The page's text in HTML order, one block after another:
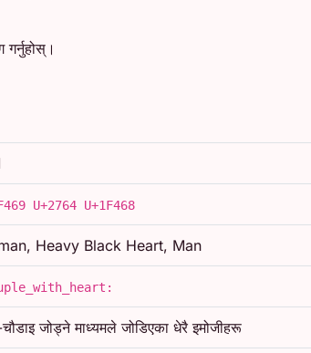
गर्नुहोस्।
U+2764 U+1F468
Heavy Black Heart, Man
जोड्ने माध्यमले जोडिएका धेरै इमोजीहरू